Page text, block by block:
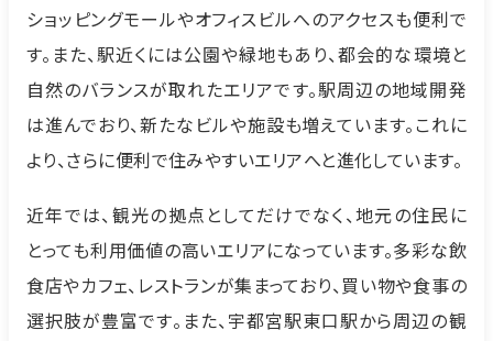
ショッピングモールやオフィスビルへのアクセスも便利で
す。また、駅近くには公園や緑地もあり、都会的な環境と
自然のバランスが取れたエリアです。駅周辺の地域開発
は進んでおり、新たなビルや施設も増えています。これに
より、さらに便利で住みやすいエリアへと進化しています。
近年では、観光の拠点としてだけでなく、地元の住民に
とっても利用価値の高いエリアになっています。多彩な飲
食店やカフェ、レストランが集まっており、買い物や食事の
選択肢が豊富です。また、宇都宮駅東口駅から周辺の観